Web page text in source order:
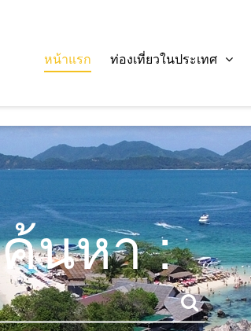
หน้าแรก ท่องเที่ยวในประเทศ
ค้นหา :